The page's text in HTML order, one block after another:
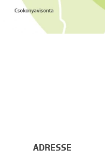
ADRESSE